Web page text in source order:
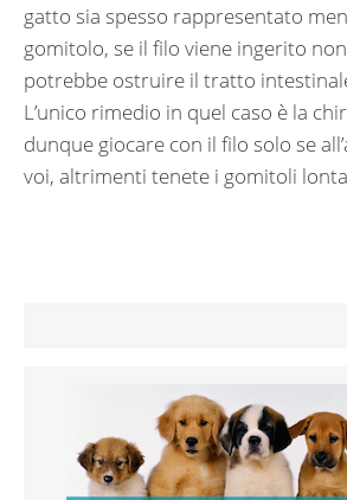
gatto sia spesso rappresentato
gomitolo, se il filo viene ingerito
potrebbe ostruire il tratto
L’unico rimedio in quel caso è la
dunque giocare con il filo solo se
voi, altrimenti tenete i gomitoli